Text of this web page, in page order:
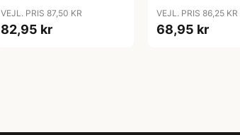
VEJL. PRIS 87,50 KR
82,95 kr
VEJL. PRIS 86,25 KR
68,95 kr